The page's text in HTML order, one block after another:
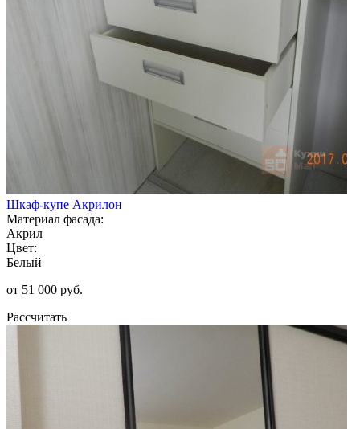
Шкаф-купе Акрилон
Материал фасада:
Акрил
Цвет:
Белый
от 51 000 руб.
Рассчитать